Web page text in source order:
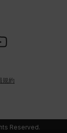
規約
Reserved.